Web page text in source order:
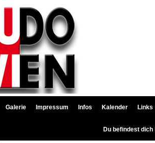
Galerie Impressum Infos Kalender Links
Du befindest